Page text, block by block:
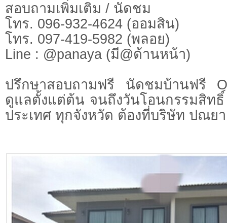
สอบถามเพิ่มเติม / นัดชม
โทร. 096-932-4624 (ออมสิน)
โทร. 097-419-5982 (พลอย)
Line : @panaya (มี@ด้านหน้า)
ปรึกษาสอบถามฟรี นัดชมบ้านฟรี
ดูแลตั้งแต่ต้น จนถึงวันโอนกรรมสิท
ประเทศ ทุกจังหวัด ต้องที่บริษัท ปณย